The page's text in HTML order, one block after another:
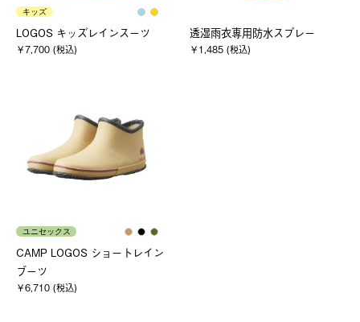
キッズ
LOGOS キッズレインスーツ
￥7,700 (税込)
透湿雨衣専用防水スプレー
￥1,485 (税込)
ユニセックス
CAMP LOGOS ショートレイン
ブーツ
￥6,710 (税込)